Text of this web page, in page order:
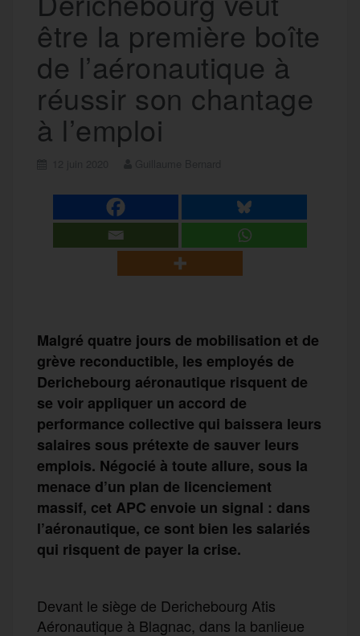
être la première boîte
de l’aéronautique à
réussir son chantage
à l’emploi
Malgré quatre jours de mobilisation et de
grève reconductible, les employés de
Derichebourg aéronautique risquent de
se voir appliquer un accord de
performance collective qui baissera leurs
salaires sous prétexte de sauver leurs
emplois. Négocié à toute allure, sous la
menace d’un plan de licenciement
massif, cet APC envoie un signal : dans
l’aéronautique, ce sont bien les salariés
qui risquent de payer la crise.
Devant le siège de Derichebourg Atis
Aéronautique à Blagnac, dans la banlieue